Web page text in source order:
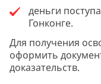
деньги
Гонконге.
Для получения
оформить
доказательств.